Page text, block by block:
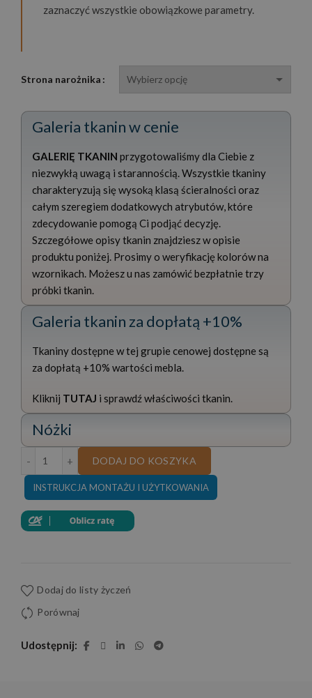
zaznaczyć wszystkie obowiązkowe parametry.
Strona narożnika
Galeria tkanin w cenie
GALERIĘ TKANIN przygotowaliśmy dla Ciebie z
niezwykłą uwagą i starannością. Wszystkie tkaniny
charakteryzują się wysoką klasą ścieralności oraz
całym szeregiem dodatkowych atrybutów, które
zdecydowanie pomogą Ci podjąć decyzję.
Szczegółowe opisy tkanin znajdziesz w opisie
produktu poniżej. Prosimy o weryfikację kolorów na
wzornikach. Możesz u nas zamówić bezpłatnie trzy
próbki tkanin.
Galeria tkanin za dopłatą +10%
Tkaniny dostępne w tej grupie cenowej dostępne są
za dopłatą +10% wartości mebla.
Kliknij TUTAJ i sprawdź właściwości tkanin.
Nóżki
ilość NAROŻNIK Z FUNKCJĄ SPANIA MARGO 160x250 CM
DODAJ DO KOSZYKA
INSTRUKCJA MONTAŻU I UŻYTKOWANIA
Dodaj do listy życzeń
Porównaj
Udostępnij